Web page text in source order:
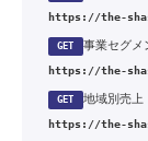
https://the-
GET 事業セグメ
https://the-
GET 地域別売上
https://the-